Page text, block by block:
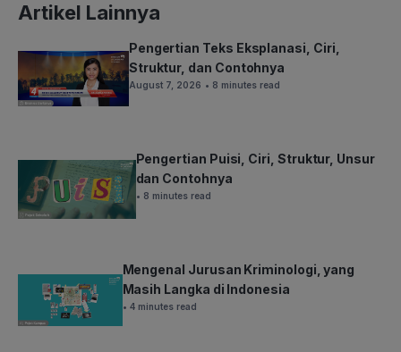
Artikel Lainnya
Pengertian Teks Eksplanasi, Ciri,
Struktur, dan Contohnya
August 7, 2026 • 8 minutes read
Pengertian Puisi, Ciri, Struktur, Unsur
dan Contohnya
• 8 minutes read
Mengenal Jurusan Kriminologi, yang
Masih Langka di Indonesia
• 4 minutes read